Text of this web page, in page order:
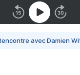
avec Damien